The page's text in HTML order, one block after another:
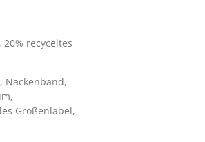
recyceltes
Nackenband,
Größenlabel,